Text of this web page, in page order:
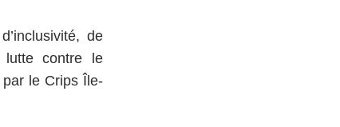
de
lutte contre le
le Crips Île-